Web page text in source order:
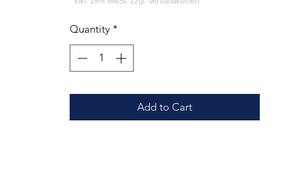
Quantity *
Add to Cart